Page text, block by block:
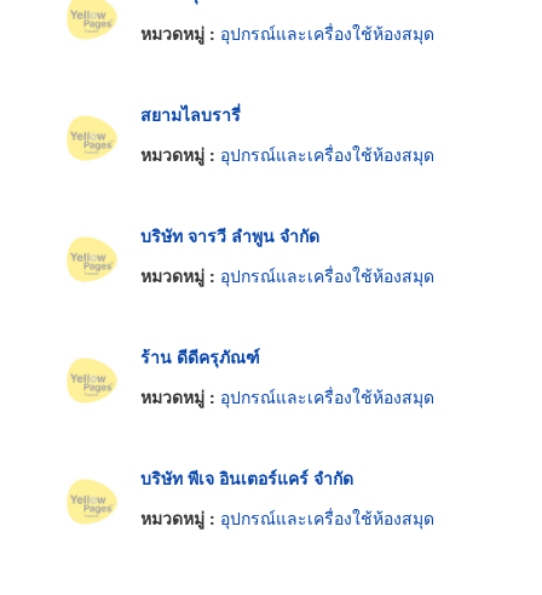
หมวดหมู่ : อุปกรณ์และเครื่องใช้ห้องสมุด
สยามไลบรารี่
หมวดหมู่ : อุปกรณ์และเครื่องใช้ห้องสมุด
บริษัท จารวี ลำพูน จำกัด
หมวดหมู่ : อุปกรณ์และเครื่องใช้ห้องสมุด
ร้าน ดีดีครุภัณฑ์
หมวดหมู่ : อุปกรณ์และเครื่องใช้ห้องสมุด
บริษัท พีเจ อินเตอร์แคร์ จำกัด
หมวดหมู่ : อุปกรณ์และเครื่องใช้ห้องสมุด